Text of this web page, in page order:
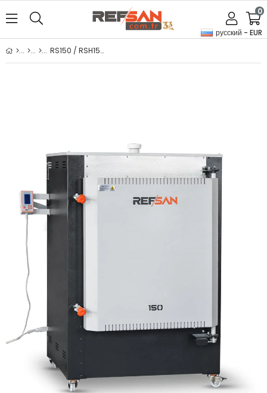
русский - EUR
0
RS150 / RSH150 Печь для обжига фарфора